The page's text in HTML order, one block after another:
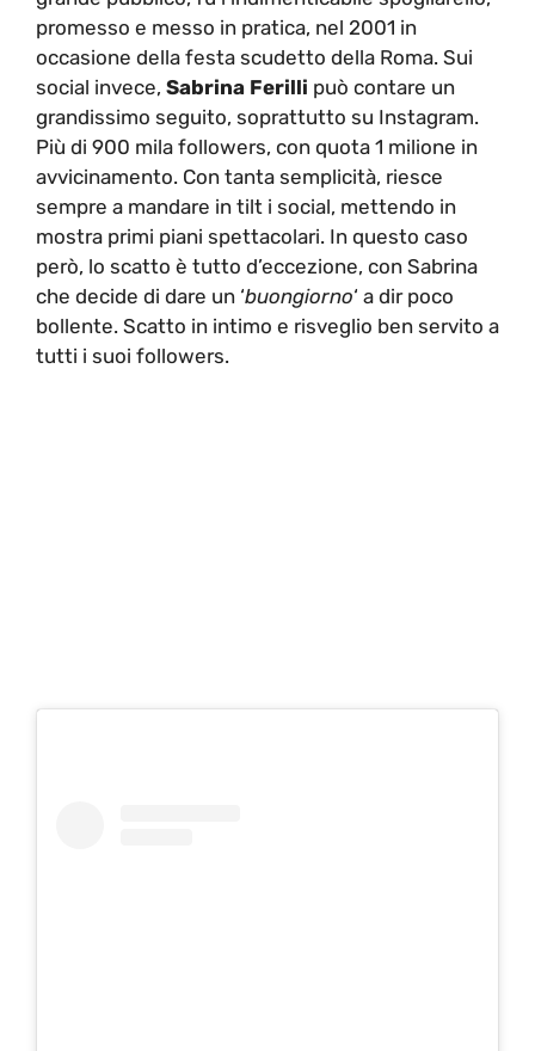
promesso e messo in pratica, nel 2001 in
occasione della festa scudetto della Roma. Sui
social invece, Sabrina Ferilli può contare un
grandissimo seguito, soprattutto su Instagram.
Più di 900 mila followers, con quota 1 milione in
avvicinamento. Con tanta semplicità, riesce
sempre a mandare in tilt i social, mettendo in
mostra primi piani spettacolari. In questo caso
però, lo scatto è tutto d’eccezione, con Sabrina
che decide di dare un ‘buongiorno‘ a dir poco
bollente. Scatto in intimo e risveglio ben servito a
tutti i suoi followers.